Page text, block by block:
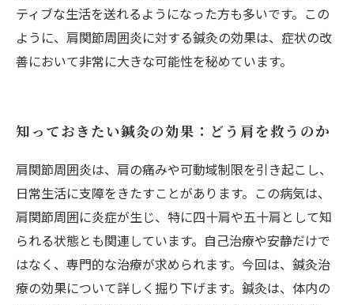
ティブな生活を送れるようになった方も多いです。この
ように、肩関節周囲炎に対する鍼灸の効果は、症状の改
善において非常に大きな可能性を秘めています。
知っておきたい鍼灸の効果：どう肩を救うのか
肩関節周囲炎は、肩の痛みや可動域制限を引き起こし、
日常生活に支障をきたすことがあります。この病気は、
肩関節周囲に炎症が生じ、特に四十肩や五十肩として知
られる状態とも関連しています。自己治療や安静だけで
はなく、専門的な治療が求められます。今回は、鍼灸治
療の効果について詳しく掘り下げます。鍼灸は、体内の